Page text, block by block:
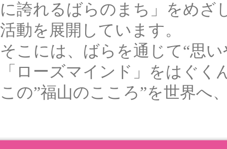
に誇れるばらのまち」をめざ
活動を展開しています。
そこには、ばらを通じて“思
「ローズマインド」をはぐ
この”福山のこころ”を世界へ